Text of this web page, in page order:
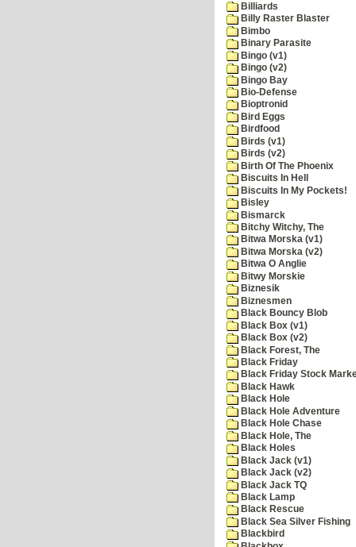
Billiards
Billy Raster Blaster
Bimbo
Binary Parasite
Bingo (v1)
Bingo (v2)
Bingo Bay
Bio-Defense
Bioptronid
Bird Eggs
Birdfood
Birds (v1)
Birds (v2)
Birth Of The Phoenix
Biscuits In Hell
Biscuits In My Pockets!
Bisley
Bismarck
Bitchy Witchy, The
Bitwa Morska (v1)
Bitwa Morska (v2)
Bitwa O Anglie
Bitwy Morskie
Biznesik
Biznesmen
Black Bouncy Blob
Black Box (v1)
Black Box (v2)
Black Forest, The
Black Friday
Black Friday Stock
Black Hawk
Black Hole
Black Hole Adventure
Black Hole Chase
Black Hole, The
Black Holes
Black Jack (v1)
Black Jack (v2)
Black Jack TQ
Black Lamp
Black Rescue
Black Sea Silver Fishing
Blackbird